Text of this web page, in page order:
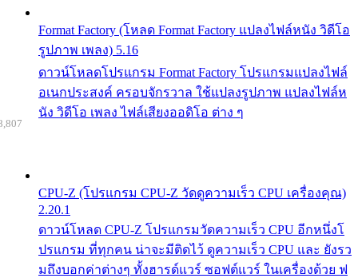
Format Factory (โหลด Format Factory แปลงไฟล์หนัง วิดีโอ
รูปภาพ เพลง) 5.16
ดาวน์โหลดโปรแกรม Format Factory โปรแกรมแปลงไฟล์
อเนกประสงค์ ครอบจักรวาล ใช้แปลงรูปภาพ แปลงไฟล์ห
นัง วิดีโอ เพลง ไฟล์เสียงออดิโอ ต่าง ๆ
CPU-Z (โปรแกรม CPU-Z วัดดูความเร็ว CPU เครื่องคุณ)
2.20.1
ดาวน์โหลด CPU-Z โปรแกรมวัดความเร็ว CPU อีกหนึ่งโ
ปรแกรม ที่ทุกคน น่าจะมีติดไว้ ดูความเร็ว CPU และ ยังรว
มถึงบอกค่าต่างๆ ทั้งฮารด์แวร์ ซอฟต์แวร์ ในเครื่องด้วย ฟ